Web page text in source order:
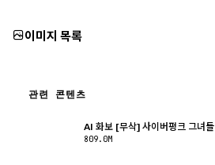
이미지 목록
관련 콘텐츠
AI 화보 [무삭] 사이버펑크 그녀들
809.0M